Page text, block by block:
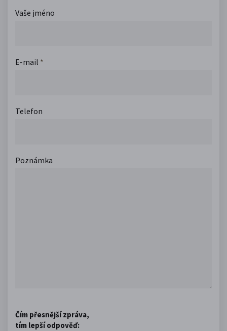
Vaše jméno
E-mail *
Telefon
Poznámka
Čím přesnější zpráva,
tím lepší odpověď: